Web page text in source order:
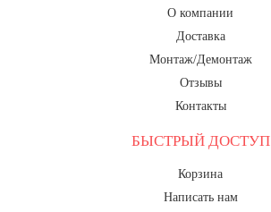
О компании
Доставка
Монтаж/Демонтаж
Отзывы
Контакты
БЫСТРЫЙ ДОСТУП
Корзина
Написать нам